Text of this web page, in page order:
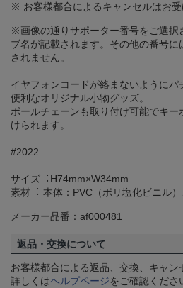
※ お客様都合によるキャンセルはお受
※画像の通りサポーター番号をご選択
ブ名が記載されます。その他の番号
されません。
イヤフォンコードが絡まないようにパ
便利なオリジナル小物グッズ。
ボールチェーンも取り付け可能でキ
けられます。
#2022
サイズ︓H74mm×W34mm
素材︓ 本体：PVC（ポリ塩化ビニル
メーカー品番：af000481
返品・交換について
お客様都合による返品、交換、キャン
詳しくはヘルプページをご確認くださ